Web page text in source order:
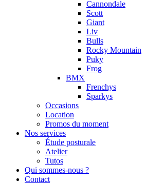
Cannondale
Scott
Giant
Liv
Bulls
Rocky Mountain
Puky
Frog
BMX
Frenchys
Sparkys
Occasions
Location
Promos du moment
Nos services
Étude posturale
Atelier
Tutos
Qui sommes-nous ?
Contact